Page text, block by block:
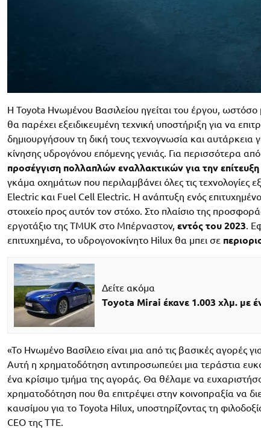
Η Toyota Ηνωμένου Βασιλείου ηγείται του έργου,
θα παρέχει εξειδικευμένη τεχνική υποστήριξη για να
δημιουργήσουν τη δική τους τεχνογνωσία και αυτάρκεια
κίνησης υδρογόνου επόμενης γενιάς. Για περισσότερα
προσέγγιση πολλαπλών εναλλακτικών για την
γκάμα οχημάτων που περιλαμβάνει όλες τις
Electric και Fuel Cell Electric. Η ανάπτυξη ενός
στοιχείο προς αυτόν τον στόχο. Στο πλαίσιο της
εργοτάξιο της TMUK στο Μπέρναστον, εντός του 2023.
επιτυχημένα, το υδρογονοκίνητο Hilux θα μπει σε
Δείτε ακόμα
Toyota Mirai έκανε 1.003 χλμ. με
«Το Ηνωμένο Βασίλειο είναι μια από τις βασικές αγορές
Αυτή η χρηματοδότηση αντιπροσωπεύει μια τεράστια
ένα κρίσιμο τμήμα της αγοράς. Θα θέλαμε να
χρηματοδότηση που θα επιτρέψει στην κοινοπραξία να
καυσίμου για το Toyota Hilux, υποστηρίζοντας τη
CEO της TTE.